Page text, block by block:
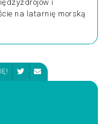
i
na latarnię morską